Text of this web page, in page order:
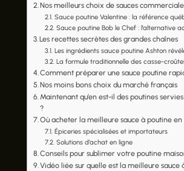
Nos meilleurs choix de sauces
Sauce poutine Valentine : la référence
Sauce poutine Bob le Chef : l’alternative
Les recettes secrètes des grandes chaînes
Les ingrédients sauce poutine Ashton
La formule traditionnelle des casse-
Comment préparer une sauce poutine
Nos moins bons choix du marché français
Maintenant qu’en est-il des poutines
?
Où acheter la meilleure sauce à poutine en
Épiceries spécialisées et importateurs
Solutions d’achat en ligne
Conseils pour sublimer votre poutine
Vidéo liée sur quelle est la meilleure sauce